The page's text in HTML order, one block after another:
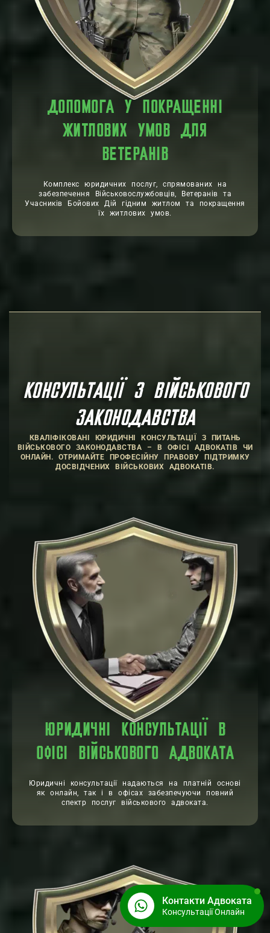
ДОПОМОГА У ПОКРАЩЕННІ
ЖИТЛОВИХ УМОВ ДЛЯ
ВЕТЕРАНІВ
Комплекс юридичних послуг, спрямованих на
забезпечення Військовослужбовців, Ветеранів та
Учасників Бойових Дій гідним житлом та покращення
їх житлових умов.
КОНСУЛЬТАЦІЇ З ВІЙСЬКОВОГО
ЗАКОНОДАВСТВА
КВАЛІФІКОВАНІ ЮРИДИЧНІ КОНСУЛЬТАЦІЇ З ПИТАНЬ
ВІЙСЬКОВОГО ЗАКОНОДАВСТВА – В ОФІСІ АДВОКАТІВ ЧИ
ОНЛАЙН. ОТРИМАЙТЕ ПРОФЕСІЙНУ ПРАВОВУ ПІДТРИМКУ
ДОСВІДЧЕНИХ ВІЙСЬКОВИХ АДВОКАТІВ.
ЮРИДИЧНІ КОНСУЛЬТАЦІЇ В
ОФІСІ ВІЙСЬКОВОГО АДВОКАТА
Юридичні консультації надаються на платній основі
як онлайн, так і в офісах забезпечуючи повний
спектр послуг військового адвоката.
Контакти Адвоката
Консультації Онлайн